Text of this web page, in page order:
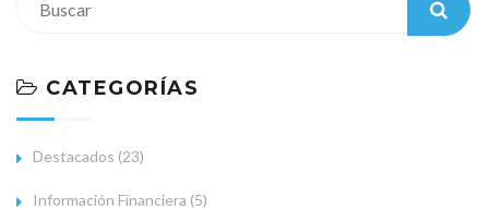
CATEGORÍAS
Destacados (23)
Información Financiera (5)